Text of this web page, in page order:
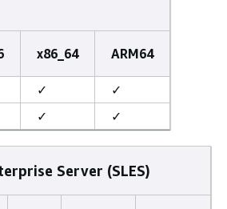
x86_64 ARM64
✓
✓
✓ ✓
Server (SLES)